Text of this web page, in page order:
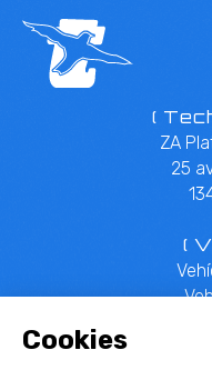
(
ZA
25
(
(